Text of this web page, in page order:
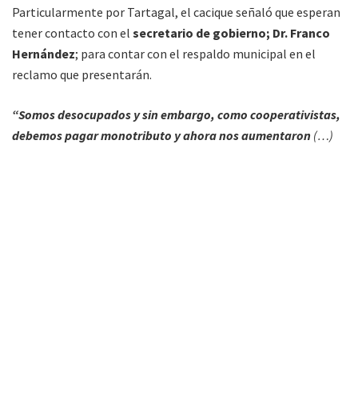
Particularmente por Tartagal, el cacique señaló que esperan
tener contacto con el secretario de gobierno; Dr. Franco
Hernández; para contar con el respaldo municipal en el
reclamo que presentarán.
“Somos desocupados y sin embargo, como cooperativistas,
debemos pagar monotributo y ahora nos aumentaron (…)